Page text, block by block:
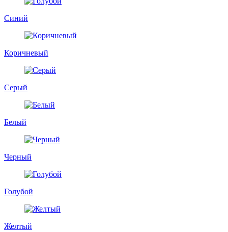
Синий
Коричневый
Серый
Белый
Черный
Голубой
Желтый